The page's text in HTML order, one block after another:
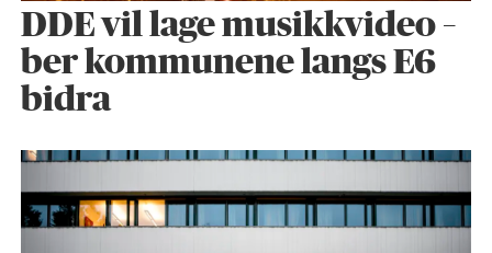
DDE vil lage musikkvideo –
ber kommunene langs E6
bidra